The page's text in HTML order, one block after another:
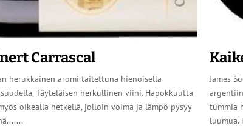
Carrascal
herukkainen aromi taitettuna hienoisella
Täyteläisen herkullinen viini. Hapokkuutta
oikealla hetkellä, jolloin voima ja lämpö pysyy
James
tummia
luumua.